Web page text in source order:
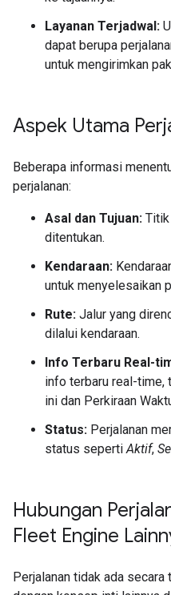
Layanan Terjadwal:
dapat berupa
untuk mengirimkan
Aspek Utama
Beberapa informasi
perjalanan:
Asal dan Tujuan: Titik
ditentukan.
Kendaraan:
untuk menyelesaikan
Rute: Jalur yang
dilalui kendaraan.
Info Terbaru Real-
info terbaru real-time,
ini dan Perkiraan
Status: Perjalanan
status sepertiAktif,
Hubungan
Fleet Engine
Perjalanan tidak ada